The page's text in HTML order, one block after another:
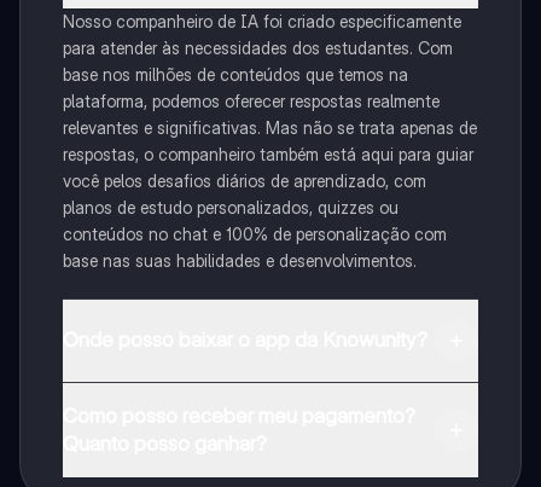
Nosso companheiro de IA foi criado especificamente
para atender às necessidades dos estudantes. Com
base nos milhões de conteúdos que temos na
plataforma, podemos oferecer respostas realmente
relevantes e significativas. Mas não se trata apenas de
respostas, o companheiro também está aqui para guiar
você pelos desafios diários de aprendizado, com
planos de estudo personalizados, quizzes ou
conteúdos no chat e 100% de personalização com
base nas suas habilidades e desenvolvimentos.